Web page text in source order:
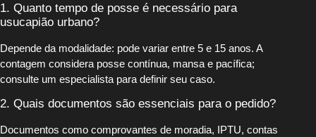
1. Quanto tempo de posse é necessário para
usucapião urbano?
Depende da modalidade: pode variar entre 5 e 15 anos. A
contagem considera posse contínua, mansa e pacífica;
consulte um especialista para definir seu caso.
2. Quais documentos são essenciais para o pedido?
Documentos como comprovantes de moradia, IPTU, contas